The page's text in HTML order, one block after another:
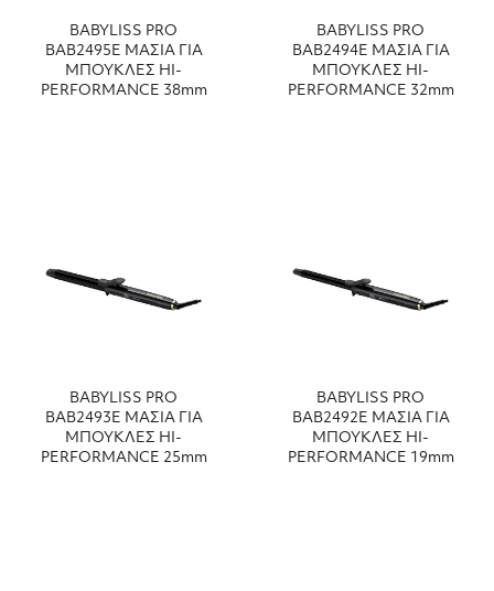
BABYLISS PRO
ΒΑΒ2495Ε ΜΑΣΙΑ ΓΙΑ
ΜΠΟΥΚΛΕΣ HI-
PERFORMANCE 38mm
BABYLISS PRO
ΒΑΒ2494Ε ΜΑΣΙΑ ΓΙΑ
ΜΠΟΥΚΛΕΣ HI-
PERFORMANCE 32mm
BABYLISS PRO
ΒΑΒ2493Ε ΜΑΣΙΑ ΓΙΑ
ΜΠΟΥΚΛΕΣ HI-
PERFORMANCE 25mm
BABYLISS PRO
ΒΑΒ2492Ε ΜΑΣΙΑ ΓΙΑ
ΜΠΟΥΚΛΕΣ HI-
PERFORMANCE 19mm